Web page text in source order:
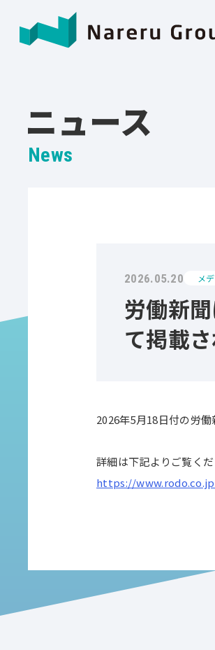
ニュース
News
2026.05.20 メ
労働新
て掲載
2026年5月18日付の労
詳細は下記よりご覧く
https://